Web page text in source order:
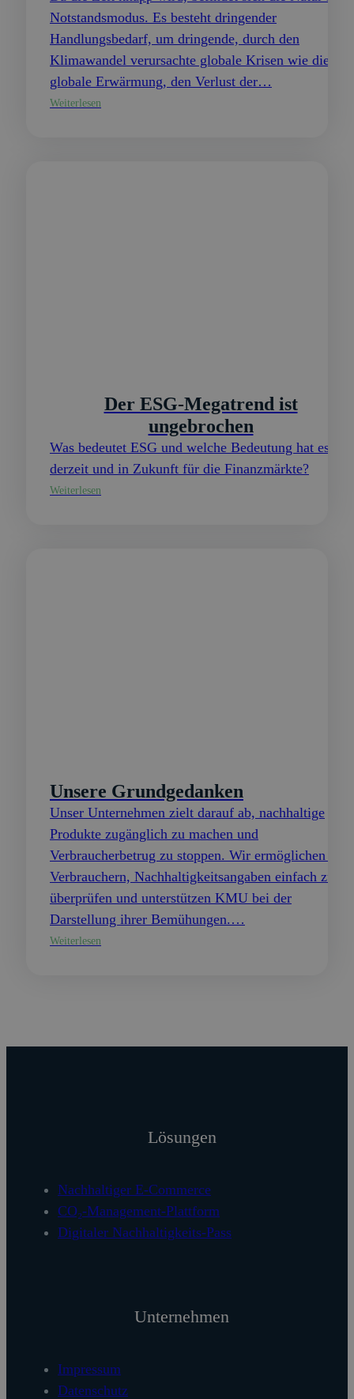
Notstandsmodus. Es besteht dringender
Handlungsbedarf, um dringende, durch den
Klimawandel verursachte globale Krisen wie die
globale Erwärmung, den Verlust der…
Weiterlesen
Der ESG-Megatrend ist
ungebrochen
Was bedeutet ESG und welche Bedeutung hat es
derzeit und in Zukunft für die Finanzmärkte?
Weiterlesen
Unsere Grundgedanken
Unser Unternehmen zielt darauf ab, nachhaltige
Produkte zugänglich zu machen und
Verbraucherbetrug zu stoppen. Wir ermöglichen es
Verbrauchern, Nachhaltigkeitsangaben einfach zu
überprüfen und unterstützen KMU bei der
Darstellung ihrer Bemühungen.…
Weiterlesen
Lösungen
Nachhaltiger E-Commerce
CO₂-Management-Plattform
Digitaler Nachhaltigkeits-Pass
Unternehmen
Impressum
Datenschutz